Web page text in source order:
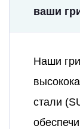
ваши
Наши
стали